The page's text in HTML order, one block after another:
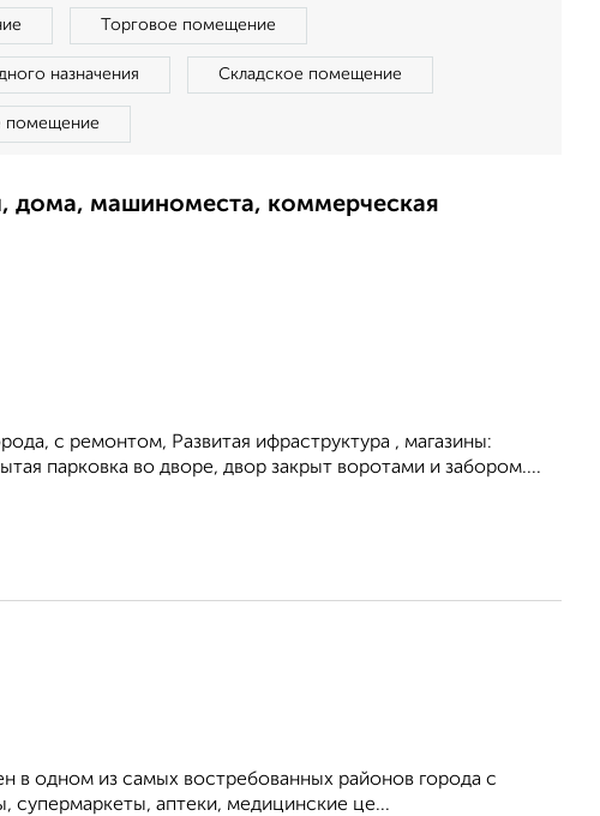
Торговое помещение
назначения Складское помещение
помещение
дома, машиноместа, коммерческая
с ремонтом, Развитая ифраструктура , магазины:
парковка во дворе, двор закрыт воротами и забором....
в одном из самых востребованных районов города с
супермаркеты, аптеки, медицинские це...